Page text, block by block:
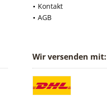
Kontakt
AGB
Wir versenden mit: